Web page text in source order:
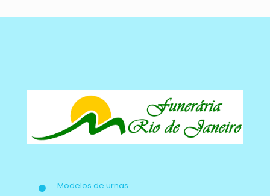
Modelos de urnas